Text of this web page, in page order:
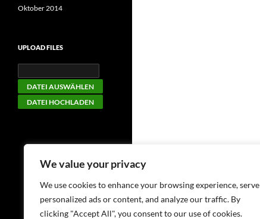
We value your privacy
We use cookies to enhance your browsing experience, serve
personalized ads or content, and analyze our traffic. By
clicking "Accept All", you consent to our use of cookies.
Oktober 2014
UPLOAD FILES